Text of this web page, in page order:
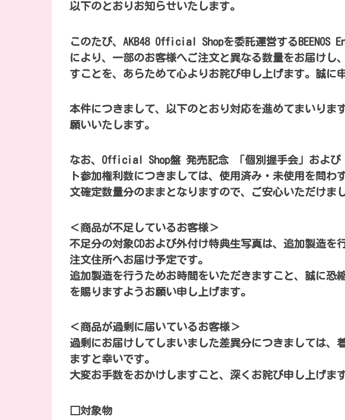
以下のとおりお知らせいたします。
このたび、AKB48 Official Shopを委託運営するBEENOS
により、一部のお客様へご注文と異なる数量をお届けし
すことを、あらためて心よりお詫び申し上げます。誠に
本件につきまして、以下のとおり対応を進めてまいりま
願いいたします。
なお、Official Shop盤 発売記念 「個別握手会」および
ト参加権利数につきましては、使用済み・未使用を問わ
文確定数量分のままとなりますので、ご安心いただけま
＜商品が不足しているお客様＞
不足分の対象CDおよび外付け特典生写真は、追加製造を
注文住所へお届け予定です。
追加製造を行うためお時間をいただきますこと、誠に恐
を賜りますようお願い申し上げます。
＜商品が過剰に届いているお客様＞
過剰にお届けしてしまいました差異分につきましては、
ますと幸いです。
大変お手数をおかけしますこと、深くお詫び申し上げます
□対象物